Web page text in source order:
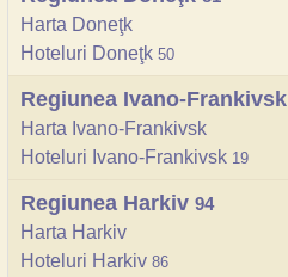
Harta Doneţk
Hoteluri Doneţk 50
Regiunea Ivano-Frankivsk
Harta Ivano-Frankivsk
Hoteluri Ivano-Frankivsk 19
Regiunea Harkiv 94
Harta Harkiv
Hoteluri Harkiv 86